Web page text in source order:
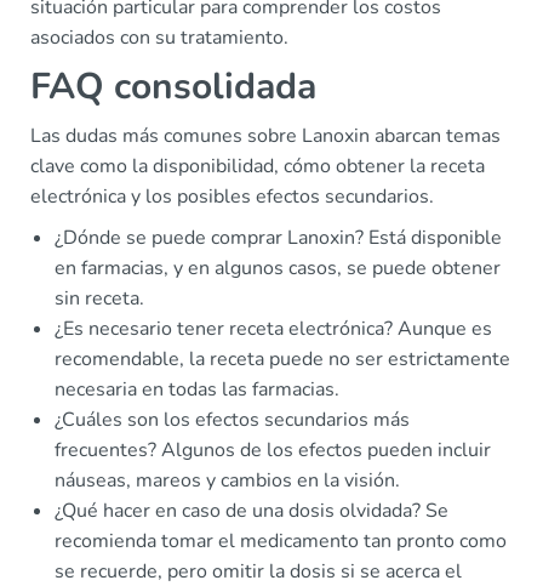
situación particular para comprender los costos
asociados con su tratamiento.
FAQ consolidada
Las dudas más comunes sobre Lanoxin abarcan temas
clave como la disponibilidad, cómo obtener la receta
electrónica y los posibles efectos secundarios.
¿Dónde se puede comprar Lanoxin? Está disponible
en farmacias, y en algunos casos, se puede obtener
sin receta.
¿Es necesario tener receta electrónica? Aunque es
recomendable, la receta puede no ser estrictamente
necesaria en todas las farmacias.
¿Cuáles son los efectos secundarios más
frecuentes? Algunos de los efectos pueden incluir
náuseas, mareos y cambios en la visión.
¿Qué hacer en caso de una dosis olvidada? Se
recomienda tomar el medicamento tan pronto como
se recuerde, pero omitir la dosis si se acerca el